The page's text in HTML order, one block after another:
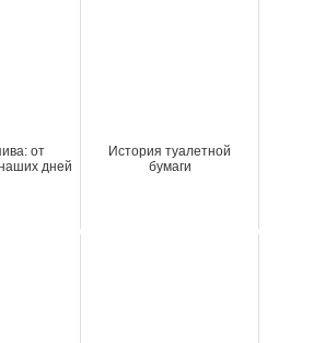
от
дней
История туалетной
бумаги